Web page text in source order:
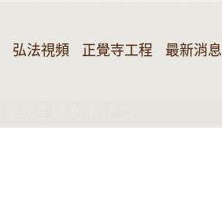
弘法視頻 正覺寺工程 最新消息